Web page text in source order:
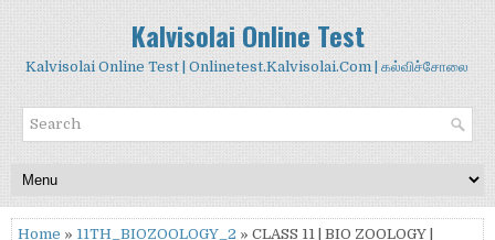
Kalvisolai Online Test
Kalvisolai Online Test | Onlinetest.Kalvisolai.Com | கல்விச்சோலை
Home » 11TH_BIOZOOLOGY_2 » CLASS 11 | BIO ZOOLOGY |